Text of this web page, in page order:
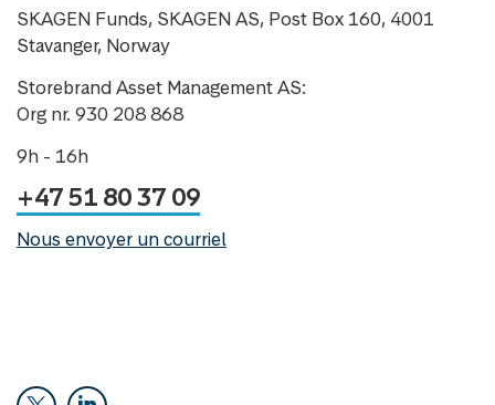
SKAGEN Funds, SKAGEN AS, Post Box 160, 4001
Stavanger, Norway
Storebrand Asset Management AS:
Org nr. 930 208 868
9h - 16h
+47 51 80 37 09
Nous envoyer un courriel